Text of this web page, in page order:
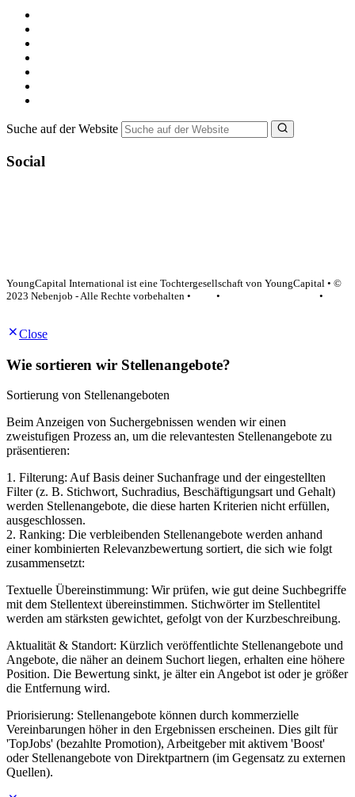
Suche auf der Website
Social
YoungCapital International ist eine Tochtergesellschaft von YoungCapital • ©
2023 Nebenjob - Alle Rechte vorbehalten •
•
•
Close
Wie sortieren wir Stellenangebote?
Sortierung von Stellenangeboten
Beim Anzeigen von Suchergebnissen wenden wir einen
zweistufigen Prozess an, um die relevantesten Stellenangebote zu
präsentieren:
1. Filterung: Auf Basis deiner Suchanfrage und der eingestellten
Filter (z. B. Stichwort, Suchradius, Beschäftigungsart und Gehalt)
werden Stellenangebote, die diese harten Kriterien nicht erfüllen,
ausgeschlossen.
2. Ranking: Die verbleibenden Stellenangebote werden anhand
einer kombinierten Relevanzbewertung sortiert, die sich wie folgt
zusammensetzt:
Textuelle Übereinstimmung: Wir prüfen, wie gut deine Suchbegriffe
mit dem Stellentext übereinstimmen. Stichwörter im Stellentitel
werden am stärksten gewichtet, gefolgt von der Kurzbeschreibung.
Aktualität & Standort: Kürzlich veröffentlichte Stellenangebote und
Angebote, die näher an deinem Suchort liegen, erhalten eine höhere
Position. Die Bewertung sinkt, je älter ein Angebot ist oder je größer
die Entfernung wird.
Priorisierung: Stellenangebote können durch kommerzielle
Vereinbarungen höher in den Ergebnissen erscheinen. Dies gilt für
'TopJobs' (bezahlte Promotion), Arbeitgeber mit aktivem 'Boost'
oder Stellenangebote von Direktpartnern (im Gegensatz zu externen
Quellen).